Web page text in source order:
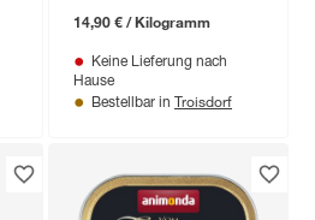
14,90 € / Kilogramm
Keine Lieferung nach
Hause
Bestellbar in Troisdorf